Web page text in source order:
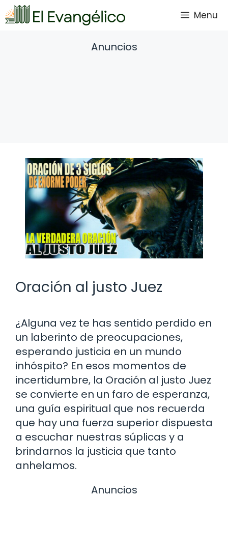
Saltar
al
Menu
Anuncios
Oración al justo Juez
¿Alguna vez te has sentido perdido en
un laberinto de preocupaciones,
esperando justicia en un mundo
inhóspito? En esos momentos de
incertidumbre, la Oración al justo Juez
se convierte en un faro de esperanza,
una guía espiritual que nos recuerda
que hay una fuerza superior dispuesta
a escuchar nuestras súplicas y a
brindarnos la justicia que tanto
anhelamos.
Anuncios